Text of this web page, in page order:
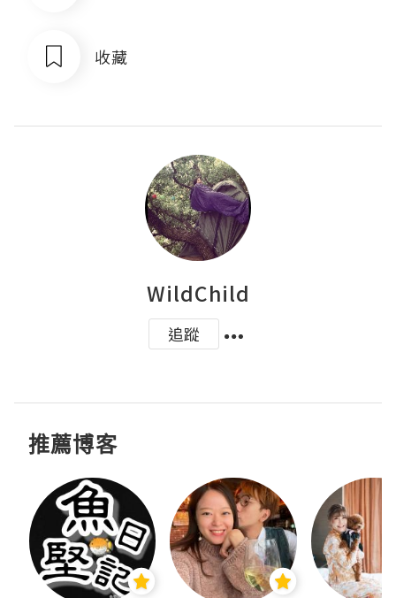
收藏
WildChild
追蹤
推薦博客